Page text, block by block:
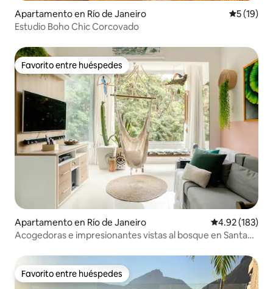
Apartamento en Río de Janeiro
5 (19)
Estudio Boho Chic Corcovado
Favorito entre huéspedes
Favorito entre huéspedes
Apartamento en Río de Janeiro Calificación
4.92 (183)
Acogedoras e impresionantes vistas al bosque en Santa
Favorito entre huéspedes
Favorito entre huéspedes